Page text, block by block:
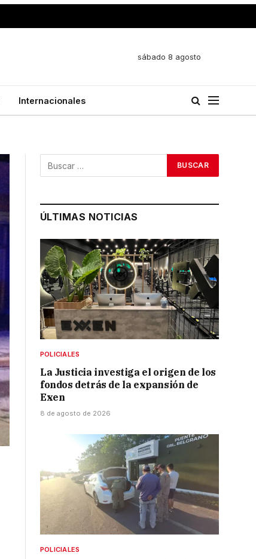
sábado 8 agosto
Internacionales
ÚLTIMAS NOTICIAS
POLICIALES
La Justicia investiga el origen de los
fondos detrás de la expansión de
Exen
8 de agosto de 2026
POLICIALES